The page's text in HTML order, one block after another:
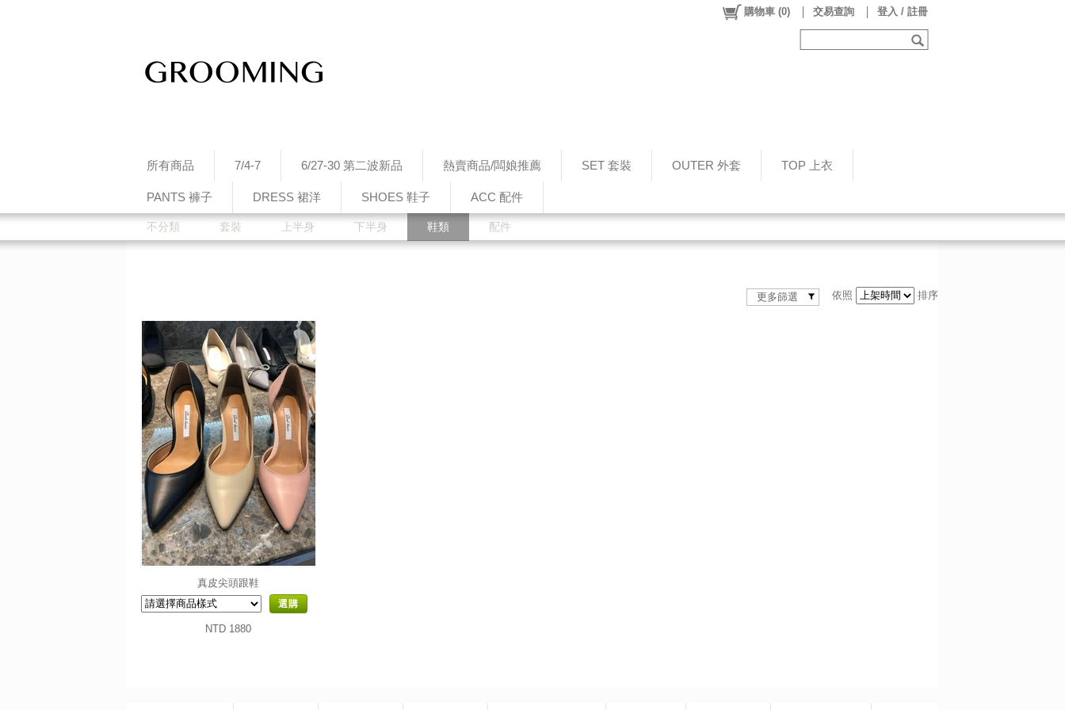
所有商品 7/4-7 6/27-30 第二波新品 熱賣商品/闆娘推薦 SET 套裝 OUTER 外套 TOP 上衣
PANTS 褲子 DRESS 裙洋 SHOES 鞋子 ACC 配件
購物車 (0) 交易查詢 登入 / 註冊
不分類 套裝 上半身 下半身 鞋類 配件
更多篩選 依照 排序
真皮尖頭跟鞋
選購
NTD 1880